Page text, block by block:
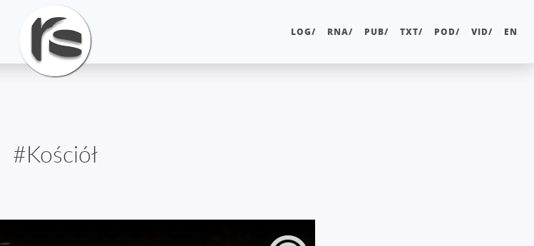
LOG/ RNA/ PUB/ TXT/ POD/ VID/ EN
#Kościół